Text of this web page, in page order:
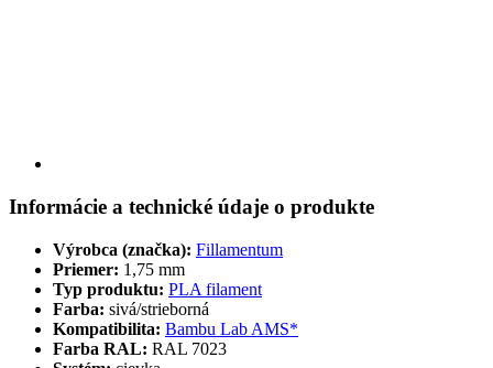
Informácie a technické údaje o produkte
Výrobca (značka): Fillamentum
Priemer: 1,75 mm
Typ produktu: PLA filament
Farba: sivá/strieborná
Kompatibilita: Bambu Lab AMS*
Farba RAL: RAL 7023